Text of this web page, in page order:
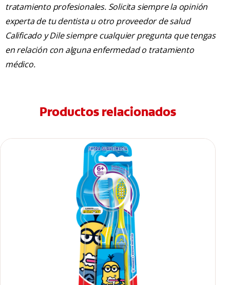
tratamiento profesionales. Solicita siempre la opinión
experta de tu dentista u otro proveedor de salud
Calificado y Dile siempre cualquier pregunta que tengas
en relación con alguna enfermedad o tratamiento
médico.
Productos relacionados